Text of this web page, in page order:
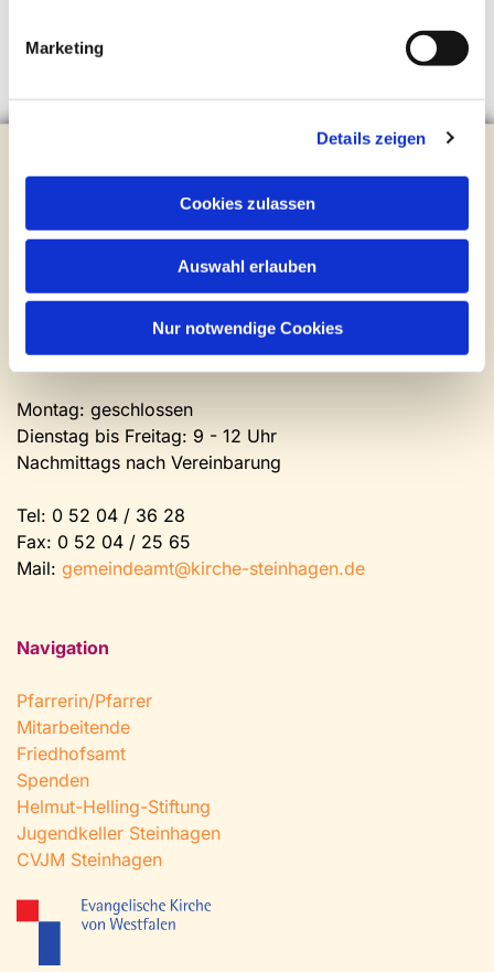
Marketing
Details zeigen
Cookies zulassen
Auswahl erlauben
Nur notwendige Cookies
Brockhagener Straße 28 | 33803 Steinhagen
0 52 04 / 36 28
Mail:gemeindeamt@kirche-steinhagen.de
Newsletter abonnieren
Kontakt und Öffnungszeiten
Gemeinde- und Friedhofsamt
Montag: geschlossen
Dienstag bis Freitag: 9 - 12 Uhr
Nachmittags nach Vereinbarung
Tel: 0 52 04 / 36 28
Fax: 0 52 04 / 25 65
Mail: gemeindeamt@kirche-steinhagen.de
Navigation
Pfarrerin/Pfarrer
Mitarbeitende
Friedhofsamt
Spenden
Helmut-Helling-Stiftung
Jugendkeller Steinhagen
CVJM Steinhagen